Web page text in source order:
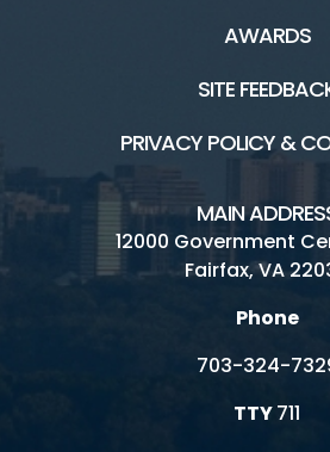
AWARDS
SITE
PRIVACY POLICY &
MAIN
12000 Government
Fairfax, VA
Phone
703-324-
TTY711